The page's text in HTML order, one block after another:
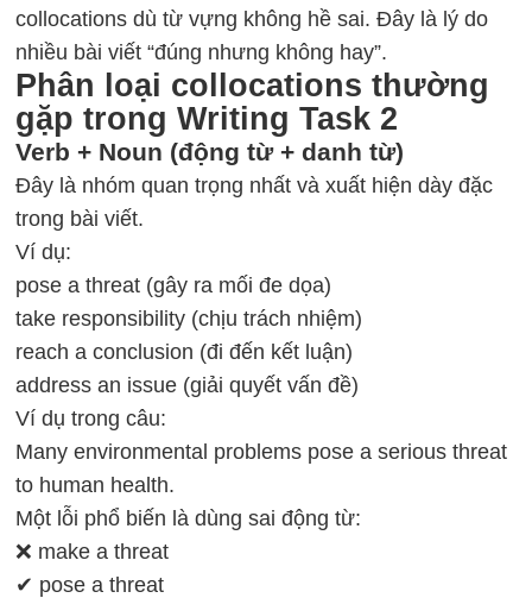
collocations dù từ vựng không hề sai. Đây là lý do
nhiều bài viết “đúng nhưng không hay”.
Phân loại collocations thường
gặp trong Writing Task 2
Verb + Noun (động từ + danh từ)
Đây là nhóm quan trọng nhất và xuất hiện dày đặc
trong bài viết.
Ví dụ:
pose a threat (gây ra mối đe dọa)
take responsibility (chịu trách nhiệm)
reach a conclusion (đi đến kết luận)
address an issue (giải quyết vấn đề)
Ví dụ trong câu:
Many environmental problems pose a serious threat
to human health.
Một lỗi phổ biến là dùng sai động từ:
❌ make a threat
✔ pose a threat